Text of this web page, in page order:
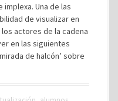
Una de las
de visualizar en
actores de la cadena
en las siguientes
de halcón’ sobre